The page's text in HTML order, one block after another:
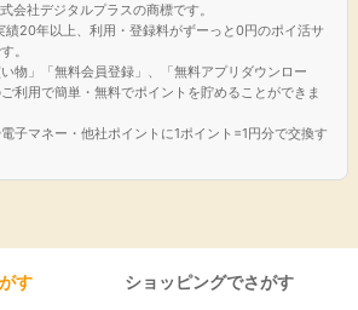
会社デジタルプラスの商標です。
績20年以上、利用・登録料がずーっと0円のポイ活サ
。
物」「無料会員登録」、「無料アプリダウンロー
利用で簡単・無料でポイントを貯めることができま
子マネー・他社ポイントに1ポイント=1円分で交換す
す ショッピングでさがす